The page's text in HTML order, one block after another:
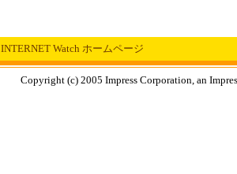
INTERNET Watch ホームページ
Copyright (c) 2005 Impress Corporation, an